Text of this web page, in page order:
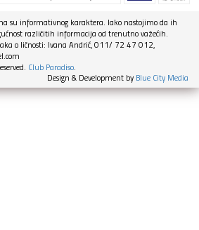
su informativnog karaktera. Iako nastojimo da ih
različitih informacija od trenutno važećih.
o ličnosti: Ivana Andrić, 011/ 72 47 012,
Club Paradiso.
Design & Development by Blue City Media